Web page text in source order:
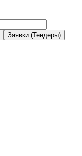
Заявки (Тендеры)